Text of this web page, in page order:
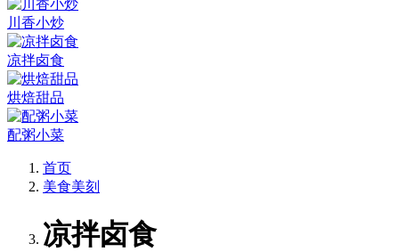
川香小炒
凉拌卤食
烘焙甜品
配粥小菜
首页
美食美刻
凉拌卤食